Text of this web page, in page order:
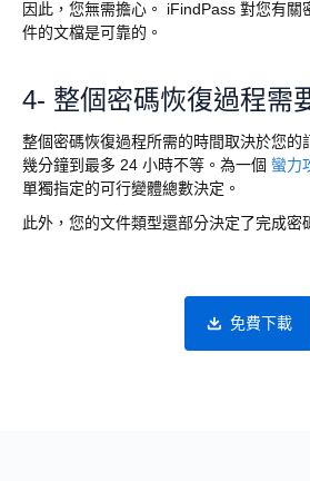
因此，您無需擔心。 iFindPass 對您有關
件的文檔是可靠的。
4- 整個密碼恢復過程需
整個密碼恢復過程所需的時間取決於您的
幾分鐘到最多 24 小時不等。為一個 蠻力
單獨指定的可行變體總數決定。
此外，您的文件類型還部分決定了完成密
免費下載